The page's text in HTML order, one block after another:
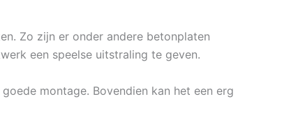
Zo zijn er onder andere betonplaten
een speelse uitstraling te geven.
montage. Bovendien kan het een erg